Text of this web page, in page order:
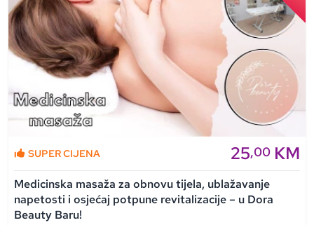
SUPER CIJENA 25,00 KM
Medicinska masaža za obnovu tijela, ublažavanje
napetosti i osjećaj potpune revitalizacije – u Dora
Beauty Baru!